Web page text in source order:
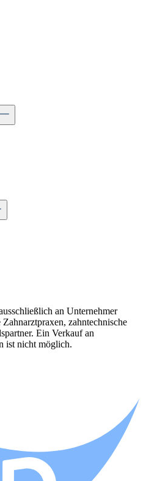
an Unternehmer
zahntechnische
Ein Verkauf an
ist nicht möglich.